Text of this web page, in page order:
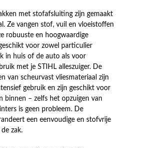
met stofafsluiting zijn gemaakt
Ze vangen stof, vuil en vloeistoffen
robuuste en hoogwaardige
voor zowel particulier
in huis of de auto als voor
met je STIHL alleszuiger. De
van scheurvast vliesmateriaal zijn
gebruik en zijn geschikt voor
binnen – zelfs het opzuigen van
is geen probleem. De
een eenvoudige en stofvrije
zak.